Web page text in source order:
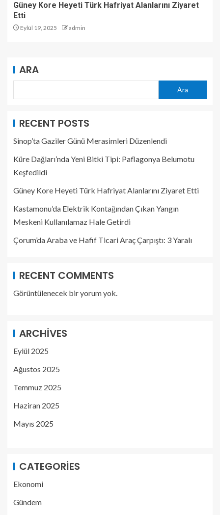
Güney Kore Heyeti Türk Hafriyat Alanlarını Ziyaret
Etti
Eylül 19, 2025 admin
ARA
Ara
RECENT POSTS
Sinop’ta Gaziler Günü Merasimleri Düzenlendi
Küre Dağları’nda Yeni Bitki Tipi: Paflagonya Belumotu
Keşfedildi
Güney Kore Heyeti Türk Hafriyat Alanlarını Ziyaret Etti
Kastamonu’da Elektrik Kontağından Çıkan Yangın
Meskeni Kullanılamaz Hale Getirdi
Çorum’da Araba ve Hafif Ticari Araç Çarpıştı: 3 Yaralı
RECENT COMMENTS
Görüntülenecek bir yorum yok.
ARCHIVES
Eylül 2025
Ağustos 2025
Temmuz 2025
Haziran 2025
Mayıs 2025
CATEGORIES
Ekonomi
Gündem